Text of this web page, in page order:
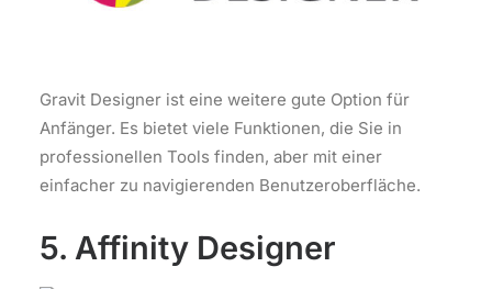
Gravit Designer ist eine weitere gute Option für
Anfänger. Es bietet viele Funktionen, die Sie in
professionellen Tools finden, aber mit einer
einfacher zu navigierenden Benutzeroberfläche.
5. Affinity Designer